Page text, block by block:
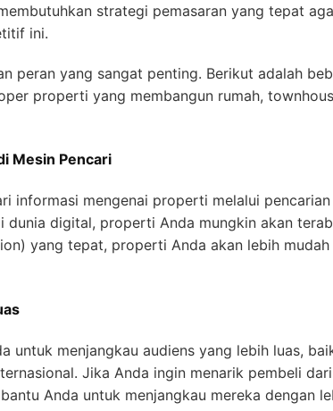
strategi pemasaran yang tepat
ini.
peran yang sangat penting. Berikut adalah
properti yang membangun rumah,
Mesin Pencari
informasi mengenai properti melalui
dunia digital, properti Anda mungkin akan
yang tepat, properti Anda akan lebih
untuk menjangkau audiens yang lebih luas,
Jika Anda ingin menarik pembeli
Anda untuk menjangkau mereka dengan